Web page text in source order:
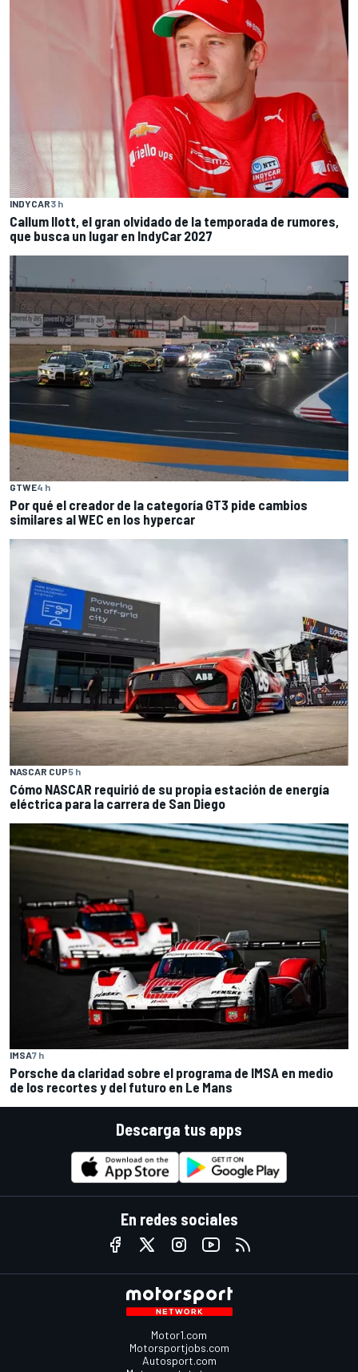
INDYCAR3 h
Callum Ilott, el gran olvidado de la temporada de rumores,
que busca un lugar en IndyCar 2027
GTWE4 h
Por qué el creador de la categoría GT3 pide cambios
similares al WEC en los hypercar
NASCAR CUP5 h
Cómo NASCAR requirió de su propia estación de energía
eléctrica para la carrera de San Diego
IMSA7 h
Porsche da claridad sobre el programa de IMSA en medio
de los recortes y del futuro en Le Mans
Descarga tus apps
En redes sociales
Motor1.com
Motorsportjobs.com
Autosport.com